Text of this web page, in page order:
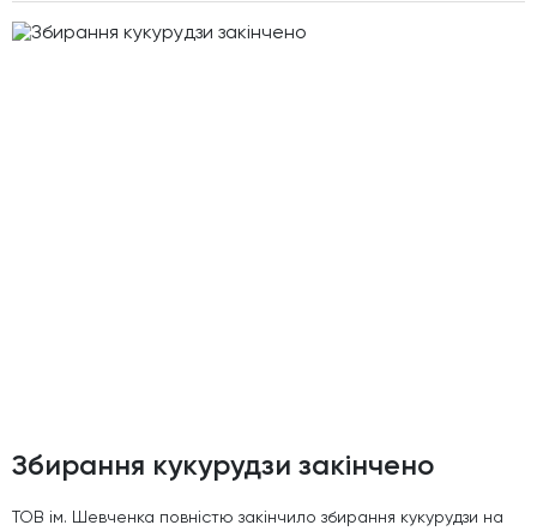
Збирання кукурудзи закiнчено
ТОВ ім. Шевченка повністю закінчило збирання кукурудзи на